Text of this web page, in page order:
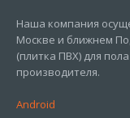
Наша компания
Москве и ближнем
(плитка ПВХ) для
производителя.
Android